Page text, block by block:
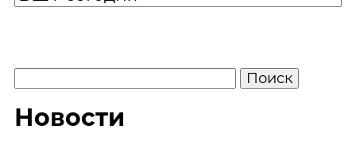
Новости